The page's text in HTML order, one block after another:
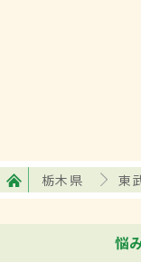
栃木県 東
悩